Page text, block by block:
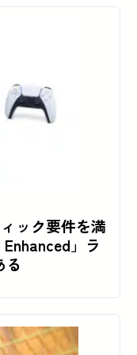
ック要件を満
」ラ
る